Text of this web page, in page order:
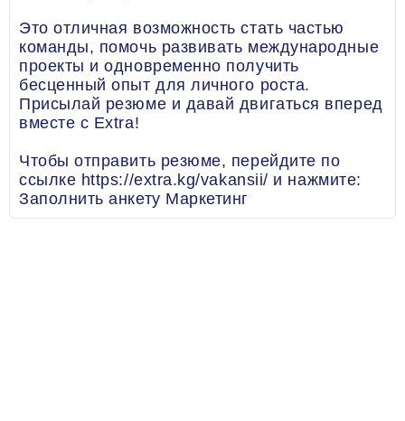
Это отличная возможность стать частью
команды, помочь развивать международные
проекты и одновременно получить
бесценный опыт для личного роста.
Присылай резюме и давай двигаться вперед
вместе с Extra!
Чтобы отправить резюме, перейдите по
ссылке https://extra.kg/vakansii/ и нажмите:
Заполнить анкету Маркетинг